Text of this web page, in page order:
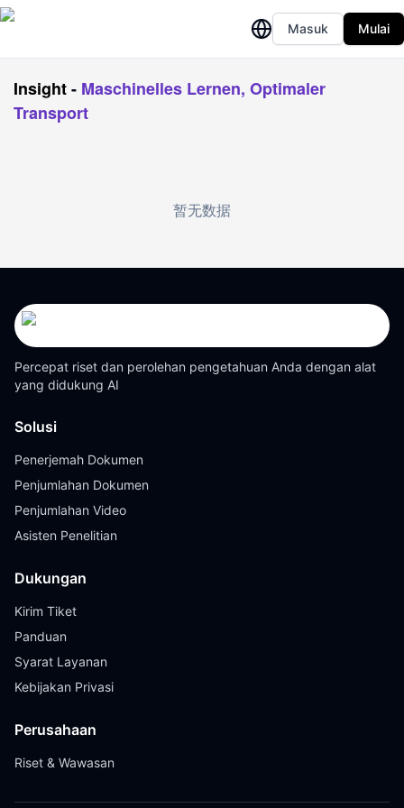
Masuk Mulai
Insight- Maschinelles Lernen, Optimaler
Transport
暂无数据
Percepat riset dan perolehan pengetahuan Anda dengan alat
yang didukung AI
Solusi
Penerjemah Dokumen
Penjumlahan Dokumen
Penjumlahan Video
Asisten Penelitian
Dukungan
Kirim Tiket
Panduan
Syarat Layanan
Kebijakan Privasi
Perusahaan
Riset & Wawasan